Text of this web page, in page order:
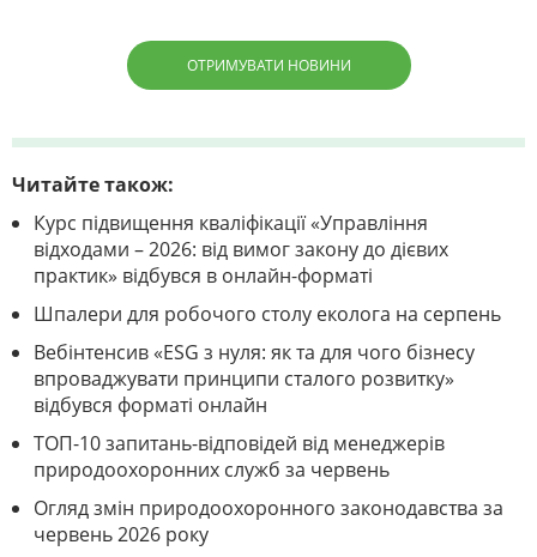
ОТРИМУВАТИ НОВИНИ
Читайте також:
Курс підвищення кваліфікації «Управління
відходами – 2026: від вимог закону до дієвих
практик» відбувся в онлайн-форматі
Шпалери для робочого столу еколога на серпень
Вебінтенсив «ESG з нуля: як та для чого бізнесу
впроваджувати принципи сталого розвитку»
відбувся форматі онлайн
ТОП-10 запитань-відповідей від менеджерів
природоохоронних служб за червень
Огляд змін природоохоронного законодавства за
червень 2026 року